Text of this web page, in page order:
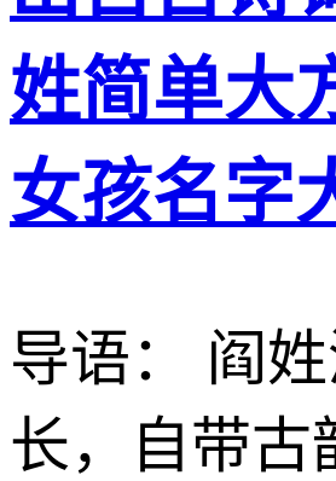
姓简单大
女孩名字
导语： 阎
长，自带古